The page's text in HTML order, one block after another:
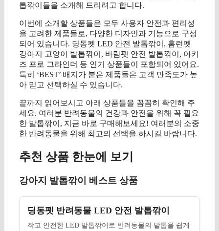
톱깎이들을 소개해 드리려고 합니다.
이번에 소개할 상품들은 모두 사용자 안전과 편리성
을 고려한 제품들로, 다양한 디자인과 기능으로 구성
되어 있습니다. 딩동펫 LED 안전 발톱깎이, 홈런펫
강아지 고양이 발톱깎이, 바람펫 안전 발톱깎이, 아키
즈 프로 그라인더 등 인기 상품들이 포함되어 있어요.
특히 ‘BEST’ 배지가 붙은 제품들은 고객 만족도가 높
아 믿고 선택하실 수 있습니다.
끝까지 읽어보시고 아래 상품들을 꼼꼼히 확인해 주
세요. 여러분 반려동물의 건강과 안전을 위해 꼭 필요
한 발톱깎이, 지금 바로 구매해보세요! 여러분의 소중
한 반려동물을 위해 최고의 선택을 하시길 바랍니다.
추천 상품 한눈에 보기
강아지 발톱깎이 베스트 상품
딩동펫 반려동물 LED 안전 발톱깎이
작고 안전한 LED 발톱깎이로 반려동물의 발톱을 쉽게